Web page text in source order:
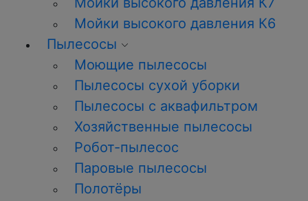
Мойки высокого давления К6
Пылесосы
Моющие пылесосы
Пылесосы сухой уборки
Пылесосы с аквафильтром
Хозяйственные пылесосы
Робот-пылесос
Паровые пылесосы
Полотёры